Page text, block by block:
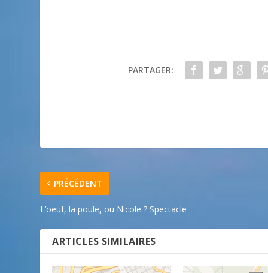
PARTAGER:
PRÉCÉDENT
L’oeuf, la poule, ou Nicole ? Spectacle
ARTICLES SIMILAIRES